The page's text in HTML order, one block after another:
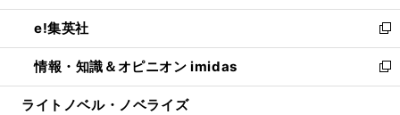
開
く
ウ
で
開
く
ン
ド
ウ
で
開
ウ
ィ
ン
ド
ウ
し
い
ウ
ィ
ン
e!集英社
新
し
い
ウ
情報・知識＆オピニオン imidas
新
し
ライトノベル・ノベライズ